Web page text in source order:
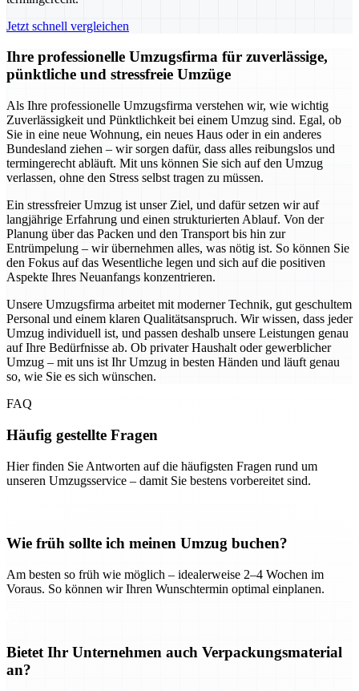
Jetzt schnell vergleichen
Ihre professionelle Umzugsfirma für zuverlässige,
pünktliche und stressfreie Umzüge
Als Ihre professionelle Umzugsfirma verstehen wir, wie wichtig
Zuverlässigkeit und Pünktlichkeit bei einem Umzug sind. Egal, ob
Sie in eine neue Wohnung, ein neues Haus oder in ein anderes
Bundesland ziehen – wir sorgen dafür, dass alles reibungslos und
termingerecht abläuft. Mit uns können Sie sich auf den Umzug
verlassen, ohne den Stress selbst tragen zu müssen.
Ein stressfreier Umzug ist unser Ziel, und dafür setzen wir auf
langjährige Erfahrung und einen strukturierten Ablauf. Von der
Planung über das Packen und den Transport bis hin zur
Entrümpelung – wir übernehmen alles, was nötig ist. So können Sie
den Fokus auf das Wesentliche legen und sich auf die positiven
Aspekte Ihres Neuanfangs konzentrieren.
Unsere Umzugsfirma arbeitet mit moderner Technik, gut geschultem
Personal und einem klaren Qualitätsanspruch. Wir wissen, dass jeder
Umzug individuell ist, und passen deshalb unsere Leistungen genau
auf Ihre Bedürfnisse ab. Ob privater Haushalt oder gewerblicher
Umzug – mit uns ist Ihr Umzug in besten Händen und läuft genau
so, wie Sie es sich wünschen.
FAQ
Häufig gestellte Fragen
Hier finden Sie Antworten auf die häufigsten Fragen rund um
unseren Umzugsservice – damit Sie bestens vorbereitet sind.
Wie früh sollte ich meinen Umzug buchen?
Am besten so früh wie möglich – idealerweise 2–4 Wochen im
Voraus. So können wir Ihren Wunschtermin optimal einplanen.
Bietet Ihr Unternehmen auch Verpackungsmaterial
an?